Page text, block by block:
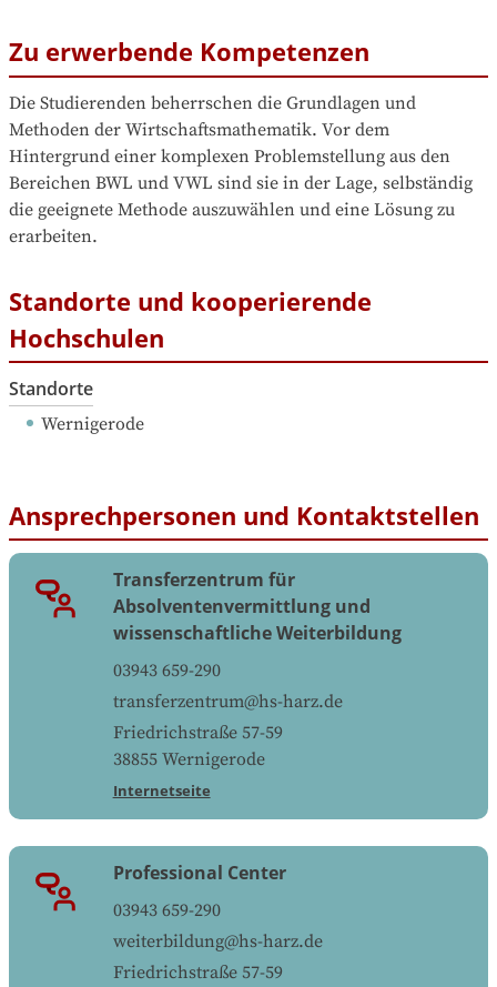
Zu erwerbende Kompetenzen
Die Studierenden beherrschen die Grundlagen und
Methoden der Wirtschaftsmathematik. Vor dem
Hintergrund einer komplexen Problemstellung aus den
Bereichen BWL und VWL sind sie in der Lage, selbständig
die geeignete Methode auszuwählen und eine Lösung zu
erarbeiten.
Standorte und kooperierende
Hochschulen
Standorte
Wernigerode
Ansprechpersonen und Kontaktstellen
Transferzentrum für
Absolventenvermittlung und
wissenschaftliche Weiterbildung
03943 659-290
transferzentrum@hs-harz.de
Friedrichstraße 57-59
38855 Wernigerode
Internetseite
Professional Center
03943 659-290
weiterbildung@hs-harz.de
Friedrichstraße 57-59